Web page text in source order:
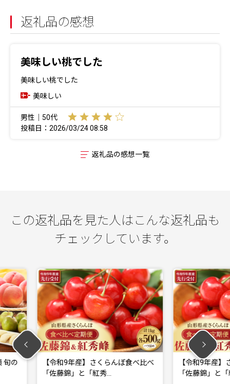
返礼品の感想
美味しい桃でした
美味しい桃でした
美味しい
男性｜50代
投稿日：2026/03/24 08:58
返礼品の感想一覧
この返礼品を見た人はこんな返礼品も
チェックしています。
んぼ食べ比べ
【令和9年産】さくらんぼ食べ比べ
「佐藤錦」と「紅秀…
【令
峰」